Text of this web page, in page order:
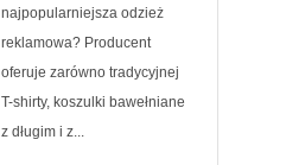
najpopularniejsza odzież
reklamowa? Producent
oferuje zarówno tradycyjnej
T-shirty, koszulki bawełniane
z długim i z...